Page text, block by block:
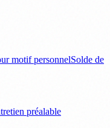
motif personnelSolde de
préalable